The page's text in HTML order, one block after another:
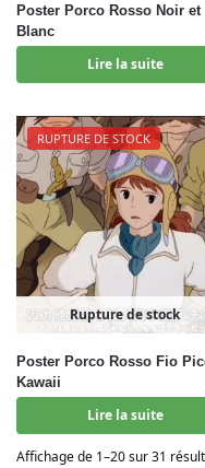
Poster Porco Rosso Noir et
Blanc
Lire la suite
RUPTURE DE STOCK
Rupture de stock
Poster Porco Rosso Fio
Kawaii
Lire la suite
Affichage de 1–20 sur 31